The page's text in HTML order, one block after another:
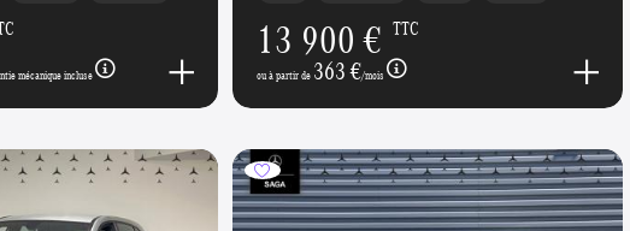
mécanique incluse
13 900 € TTC
ou à partir de 363 €/mois